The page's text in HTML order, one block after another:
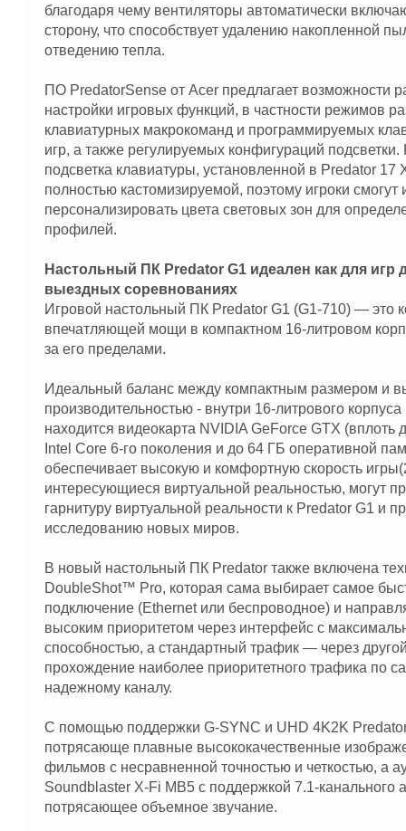
благодаря чему вентиляторы автоматически
сторону, что способствует удалению накопленной
отведению тепла.
ПО PredatorSense от Acer предлагает возможности
настройки игровых функций, в частности режимов
клавиатурных макрокоманд и программируемых
игр, а также регулируемых конфигураций подсветки.
подсветка клавиатуры, установленной в Predator 17
полностью кастомизируемой, поэтому игроки смогут
персонализировать цвета световых зон для
профилей.
Настольный ПК Predator G1 идеален как для игр
выездных соревнованиях
Игровой настольный ПК Predator G1 (G1-710) — это
впечатляющей мощи в компактном 16-литровом
за его пределами.
Идеальный баланс между компактным размером и
производительностью - внутри 16-литрового
находится видеокарта NVIDIA GeForce GTX (вплоть
Intel Core 6-го поколения и до 64 ГБ оперативной
обеспечивает высокую и комфортную скорость
интересующиеся виртуальной реальностью, могут
гарнитуру виртуальной реальности к Predator G1 и
исследованию новых миров.
В новый настольный ПК Predator также включена
DoubleShot™ Pro, которая сама выбирает самое
подключение (Ethernet или беспроводное) и
высоким приоритетом через интерфейс с
способностью, а стандартный трафик — через
прохождение наиболее приоритетного трафика по
надежному каналу.
С помощью поддержки G-SYNC и UHD 4K2K Predator
потрясающе плавные высококачественные
фильмов с несравненной точностью и четкостью, а
Soundblaster X-Fi MB5 с поддержкой 7.1-канального
потрясающее объемное звучание.